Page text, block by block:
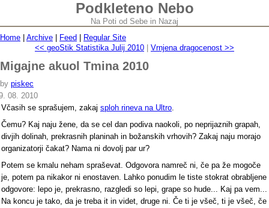
Podkleteno Nebo
Na Poti od Sebe in Nazaj
Home
Archive Feed
Regular Site
<< geoStik Statistika Julij 2010
Vrnjena dragocenost >>
Migajne akuol Tmina 2010
by piskec
08. 2010
Včasih se sprašujem, zakaj sploh rineva na Ultro.
Čemu? Kaj naju žene, da se cel dan podiva naokoli, po neprijaznih grapah,
divjih dolinah, prekrasnih planinah in božanskih vrhovih? Zakaj naju morajo
organizatorji čakat? Nama ni dovolj par ur?
Potem se kmalu neham spraševat. Odgovora namreč ni, če pa že mogoče
je, potem pa nikakor ni enostaven. Lahko ponudim le tiste stokrat obrabljene
odgovore: lepo je, prekrasno, razgledi so lepi, grape so hude... Kaj pa vem...
Na koncu je tako, da je treba it in videt, druge ni. Če ti je všeč, ti je všeč, če